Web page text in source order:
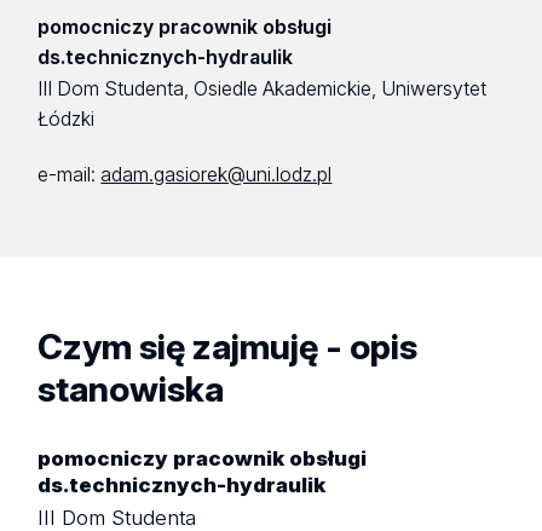
pomocniczy pracownik obsługi
ds.technicznych-hydraulik
III Dom Studenta, Osiedle Akademickie, Uniwersytet
Łódzki
e-mail:adam.gasiorek@uni.lodz.pl
Czym się zajmuję - opis
stanowiska
pomocniczy pracownik obsługi
ds.technicznych-hydraulik
III Dom Studenta